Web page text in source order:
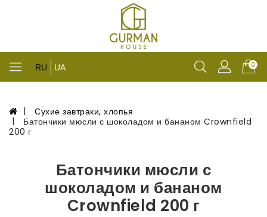
RU UA 0
Сухие завтраки, хлопья
Батончики мюсли с шоколадом и бананом Crownfield
200 г
Батончики мюсли с
шоколадом и бананом
Crownfield 200 г